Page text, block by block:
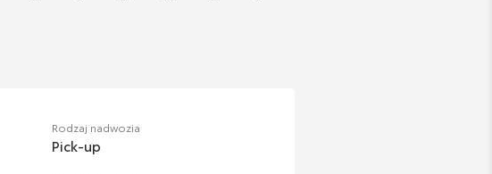
Rodzaj nadwozia
Pick-up